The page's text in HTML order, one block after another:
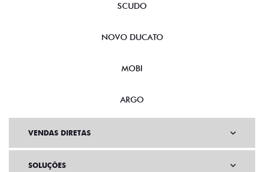
SCUDO
NOVO DUCATO
MOBI
ARGO
VENDAS DIRETAS
SOLUÇÕES